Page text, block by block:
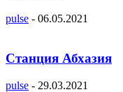
pulse - 06.05.2021
Станция Абхазия
pulse - 29.03.2021